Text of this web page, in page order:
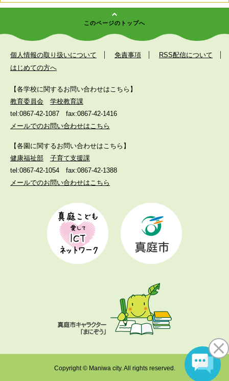
このページのトップへ
個人情報の取り扱いについて 免責事項
RSS配信について
はじめての方へ
【各学校に関するお問い合わせはこちら】
教育委員会
学校教育課
tel:0867-42-1087
fax:0867-42-1416
メールでのお問い合わせはこちら
【各園に関するお問い合わせはこちら】
健康福祉部
子育て支援課
tel:0867-42-1054
fax:0867-42-1388
メールでのお問い合わせはこちら
Copyright © Maniwa city. All rights reserved.